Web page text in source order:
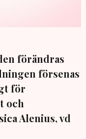
förändras
försenas
för
och
Alenius, vd